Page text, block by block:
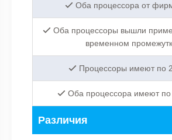
Оба процессора от
Оба процессоры вышли
временном
Процессоры имеют по
Оба процессора имеют по
Различия